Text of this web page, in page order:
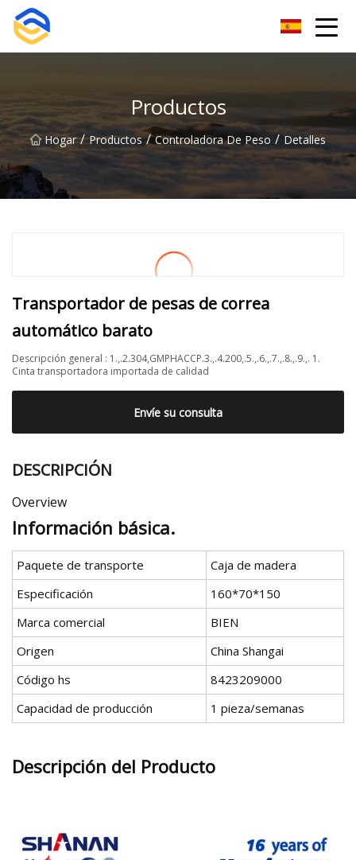
Productos
Hogar / Productos / Controladora De Peso / Detalles
Transportador de pesas de correa
automático barato
Descripción general : 1.,.2.304,GMPHACCP.3.,.4.200,.5.,.6.,.7.,.8.,.9.,. 1.
Cinta transportadora importada de calidad
Envíe su consulta
DESCRIPCIÓN
Overview
Información básica.
Paquete de transporte
Caja de madera
Especificación
160*70*150
Marca comercial
BIEN
Origen
China Shangai
Código hs
8423209000
Capacidad de producción
1 pieza/semanas
Descripción del Producto